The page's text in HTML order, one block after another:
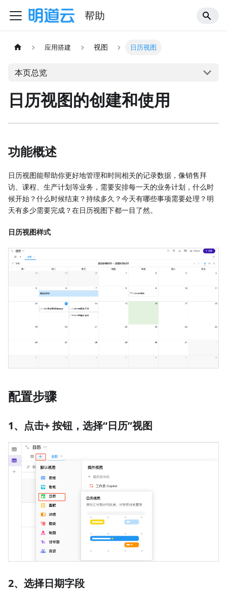
帮助
应用搭建 视图 日历视图
本页总览
日历视图的创建和使用
功能概述
日历视图能帮助你更好地管理和时间相关的记录数据，像销售拜
访、课程、生产计划等业务，需要安排每一天的业务计划，什么时
候开始？什么时候结束？持续多久？今天有哪些事项需要处理？明
天有多少需要完成？在日历视图下都一目了然。
日历视图样式
配置步骤
1、点击+ 按钮，选择“日历”视图
2、选择日期字段